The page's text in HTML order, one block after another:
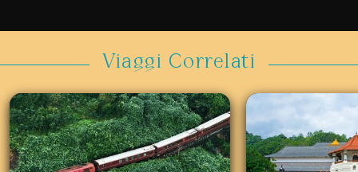
Viaggi Correlati